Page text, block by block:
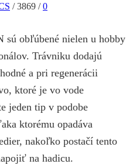
/ 3869 / 0
obľúbené nielen u hobby
Trávniku dodajú
a pri regenerácii
ktoré je vo vode
jeden tip v podobe
ktorému opadáva
nakoľko postačí tento
na hadicu.